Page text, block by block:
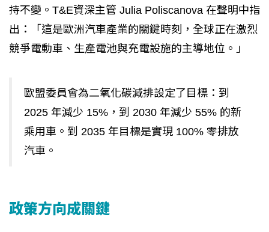
持不變。T&E資深主管 Julia Poliscanova 在聲明中指
出：「這是歐洲汽車產業的關鍵時刻，全球正在激烈
競爭電動車、生產電池與充電設施的主導地位。」
歐盟委員會為二氧化碳減排設定了目標：到
2025 年減少 15%，到 2030 年減少 55% 的新
乘用車。到 2035 年目標是實現 100% 零排放
汽車。
政策方向成關鍵